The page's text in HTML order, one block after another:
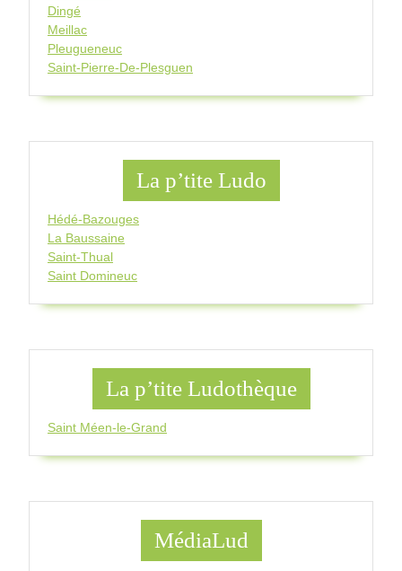
Dingé
Meillac
Pleugueneuc
Saint-Pierre-De-Plesguen
La p’tite Ludo
Hédé-Bazouges
La Baussaine
Saint-Thual
Saint Domineuc
La p’tite Ludothèque
Saint Méen-le-Grand
MédiaLud